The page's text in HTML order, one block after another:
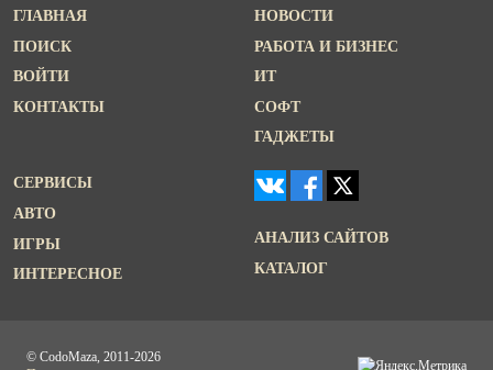
ГЛАВНАЯ
ПОИСК
ВОЙТИ
КОНТАКТЫ
НОВОСТИ
РАБОТА И БИЗНЕС
ИТ
СОФТ
ГАДЖЕТЫ
СЕРВИСЫ
АВТО
ИГРЫ
ИНТЕРЕСНОЕ
АНАЛИЗ САЙТОВ
КАТАЛОГ
© CodoMaza, 2011-2026